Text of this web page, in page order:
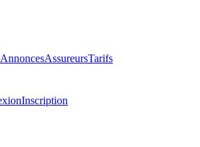
AnnoncesAssureursTarifs
Inscription